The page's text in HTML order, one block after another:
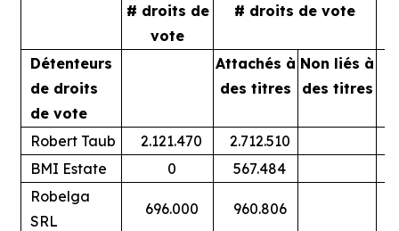
# droits de
vote
# droits de vote
Détenteurs
de droits
de vote
Attachés à
des titres
Non liés à
des titres
Robert Taub 2.121.470
2.712.510
BMI Estate
0
567.484
Robelga
SRL
696.000 960.806